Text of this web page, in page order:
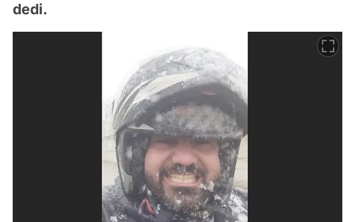
dedi.